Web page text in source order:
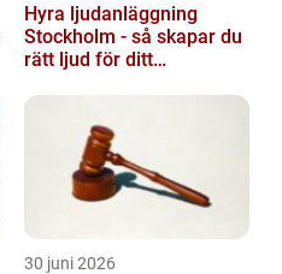
Hyra ljudanläggning
Stockholm - så skapar du
rätt ljud för ditt
30 juni 2026